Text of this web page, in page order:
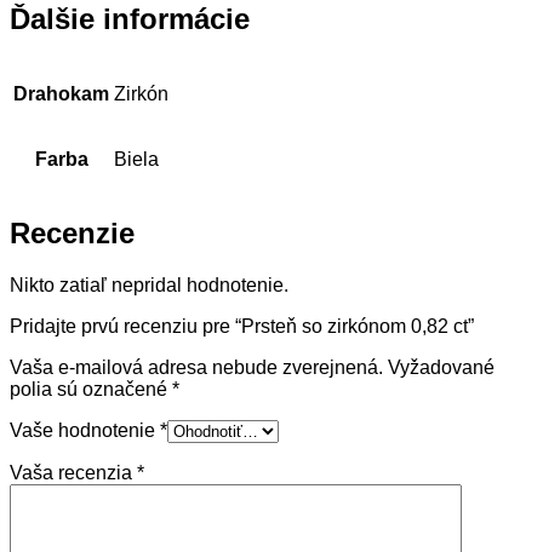
Ďalšie informácie
Drahokam Zirkón
Farba Biela
Recenzie
Nikto zatiaľ nepridal hodnotenie.
Pridajte prvú recenziu pre “Prsteň so zirkónom 0,82 ct”
Vaša e-mailová adresa nebude zverejnená. Vyžadované
polia sú označené *
Vaše hodnotenie *
Vaša recenzia *